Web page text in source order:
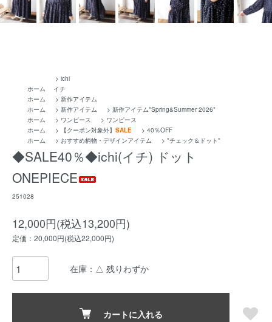
ホーム
> ichi
イチ
ホーム
> 新作アイテム
ホーム
> 新作アイテム > 新作アイテム*Spring&Summer 2026*
ホーム
> ワンピース > ワンピース
ホーム
> 【クーポン対象外】 SALE > 40％OFF
ホーム
> おすすめ柄物・デザインアイテム > *チェック＆ドット*
◆SALE40％◆ichi(イチ) ドット
ONEPIECE
251028
12,000円(税込13,200円)
定価：20,000円(税込22,000円)
在庫：△ 残りわずか
カートに入れる